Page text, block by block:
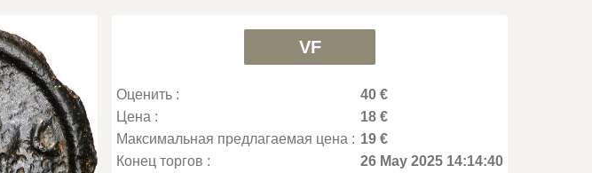
VF
Оценить :
40 €
Цена :
18 €
Максимальная предлагаемая цена : 19 €
Конец торгов :
26 May 2025 14:14:40